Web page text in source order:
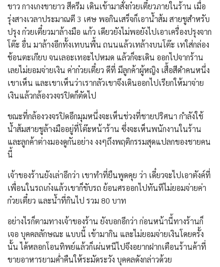
ขาว กางเกงขายาว สีครีม เดินเข้ามาสั่งก๋วยเตี๋ยวภายในร้าน เมื่อ
รุ่งสางเวลาประมาณตี 3 เศษ พอกินเสร็จก็เอาน้ำส้ม สายชูสำหรับ
ปรุง ก๋วยเตี๋ยวมาล้างมือ แก้ว เดียวยังไม่พอยังไปเอาเครื่องปรุงจาก
โต๊ะ อื่น มาล้างอีกทั้งเทบนพื้น ถนนแล้วเทล้างบนโต๊ะ เทใส่กล่อง
ช้อนตะเกียบ จนเลอะเทอะไปหมด แล้วก็จะเดิน ออกไปจากร้าน
เลยไม่ยอมจ่ายเงิน ค่าก๋วยเตี๋ยว ดีที่ มีลูกค้าผู้หญิง เสื้อสีดำคนหนึ่ง
เขาเห็น และเขาเห็นว่าเรากลัวเขาจึงเดินออกไปเรียกให้มาจ่าย
เงินแล้วกล้องวงจรปิดก็ตัดไป
ขณะที่กล้องวงจรปิดอีกมุมหนึ่งจะเห็นช่วงที่ชายปริศนา กำลังใช้
น้ำส้มสายชูล้างมืออยู่ที่โต๊ะหน้าร้าน ซึ่งจะเห็นพนักงานในร้าน
และลูกค้าต่างมองดูกันอย่าง งงๆถึงพฤติกรรมสุดแปลกของชายคน
นี้
เจ้าของร้านยังเล่าอีกว่า เขาทำที่ยืนพูดคุย ว่า เดี๋ยวจะไปเอาตังค์ที่
เพื่อนในรถเก๋งแล้วเขาก็ขับรถ ย้อนศรออกไปทันทีไม่ยอมจ่ายค่า
ก๋วยเตี๋ยว และน้ำที่กินไป รวม 80 บาท
อย่างไรก็ตามทางเจ้าของร้าน ยังบอกอีกว่า ก่อนหน้านี้ทางร้านก็
เจอ บุคคลลักษณะ แบบนี้ เข้ามากิน และไม่ยอมจ่ายเงินโดยครั้ง
นั้น ได้หลอกโอนทิพย์แล้วก็เผ่นหนีไปจึงอยากฝากเตือนร้านค้าที่
ขายอาหารยามค่ำคืนให้ระมัดระวัง บุคคลดังกล่าวด้วย